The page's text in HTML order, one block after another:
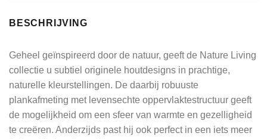
BESCHRIJVING
Geheel geïnspireerd door de natuur, geeft de Nature Living
collectie u subtiel originele houtdesigns in prachtige,
naturelle kleurstellingen. De daarbij robuuste
plankafmeting met levensechte oppervlaktestructuur geeft
de mogelijkheid om een sfeer van warmte en gezelligheid
te creëren. Anderzijds past hij ook perfect in een iets meer